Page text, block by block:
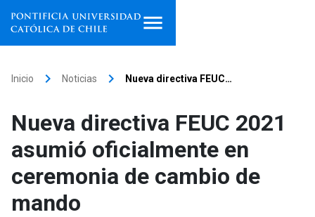
Facultades, escuelas e
institutos
Investigación
Inicio keyboard_arrow_right Noticias keyboard_arrow_right Nueva directiva FEUC…
Nueva directiva FEUC 2021
asumió oficialmente en
ceremonia de cambio de
mando